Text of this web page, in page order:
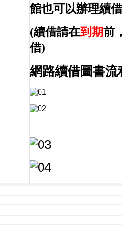
館也可以辦理續
(續借請在到期前
借)
網路續借圖書流